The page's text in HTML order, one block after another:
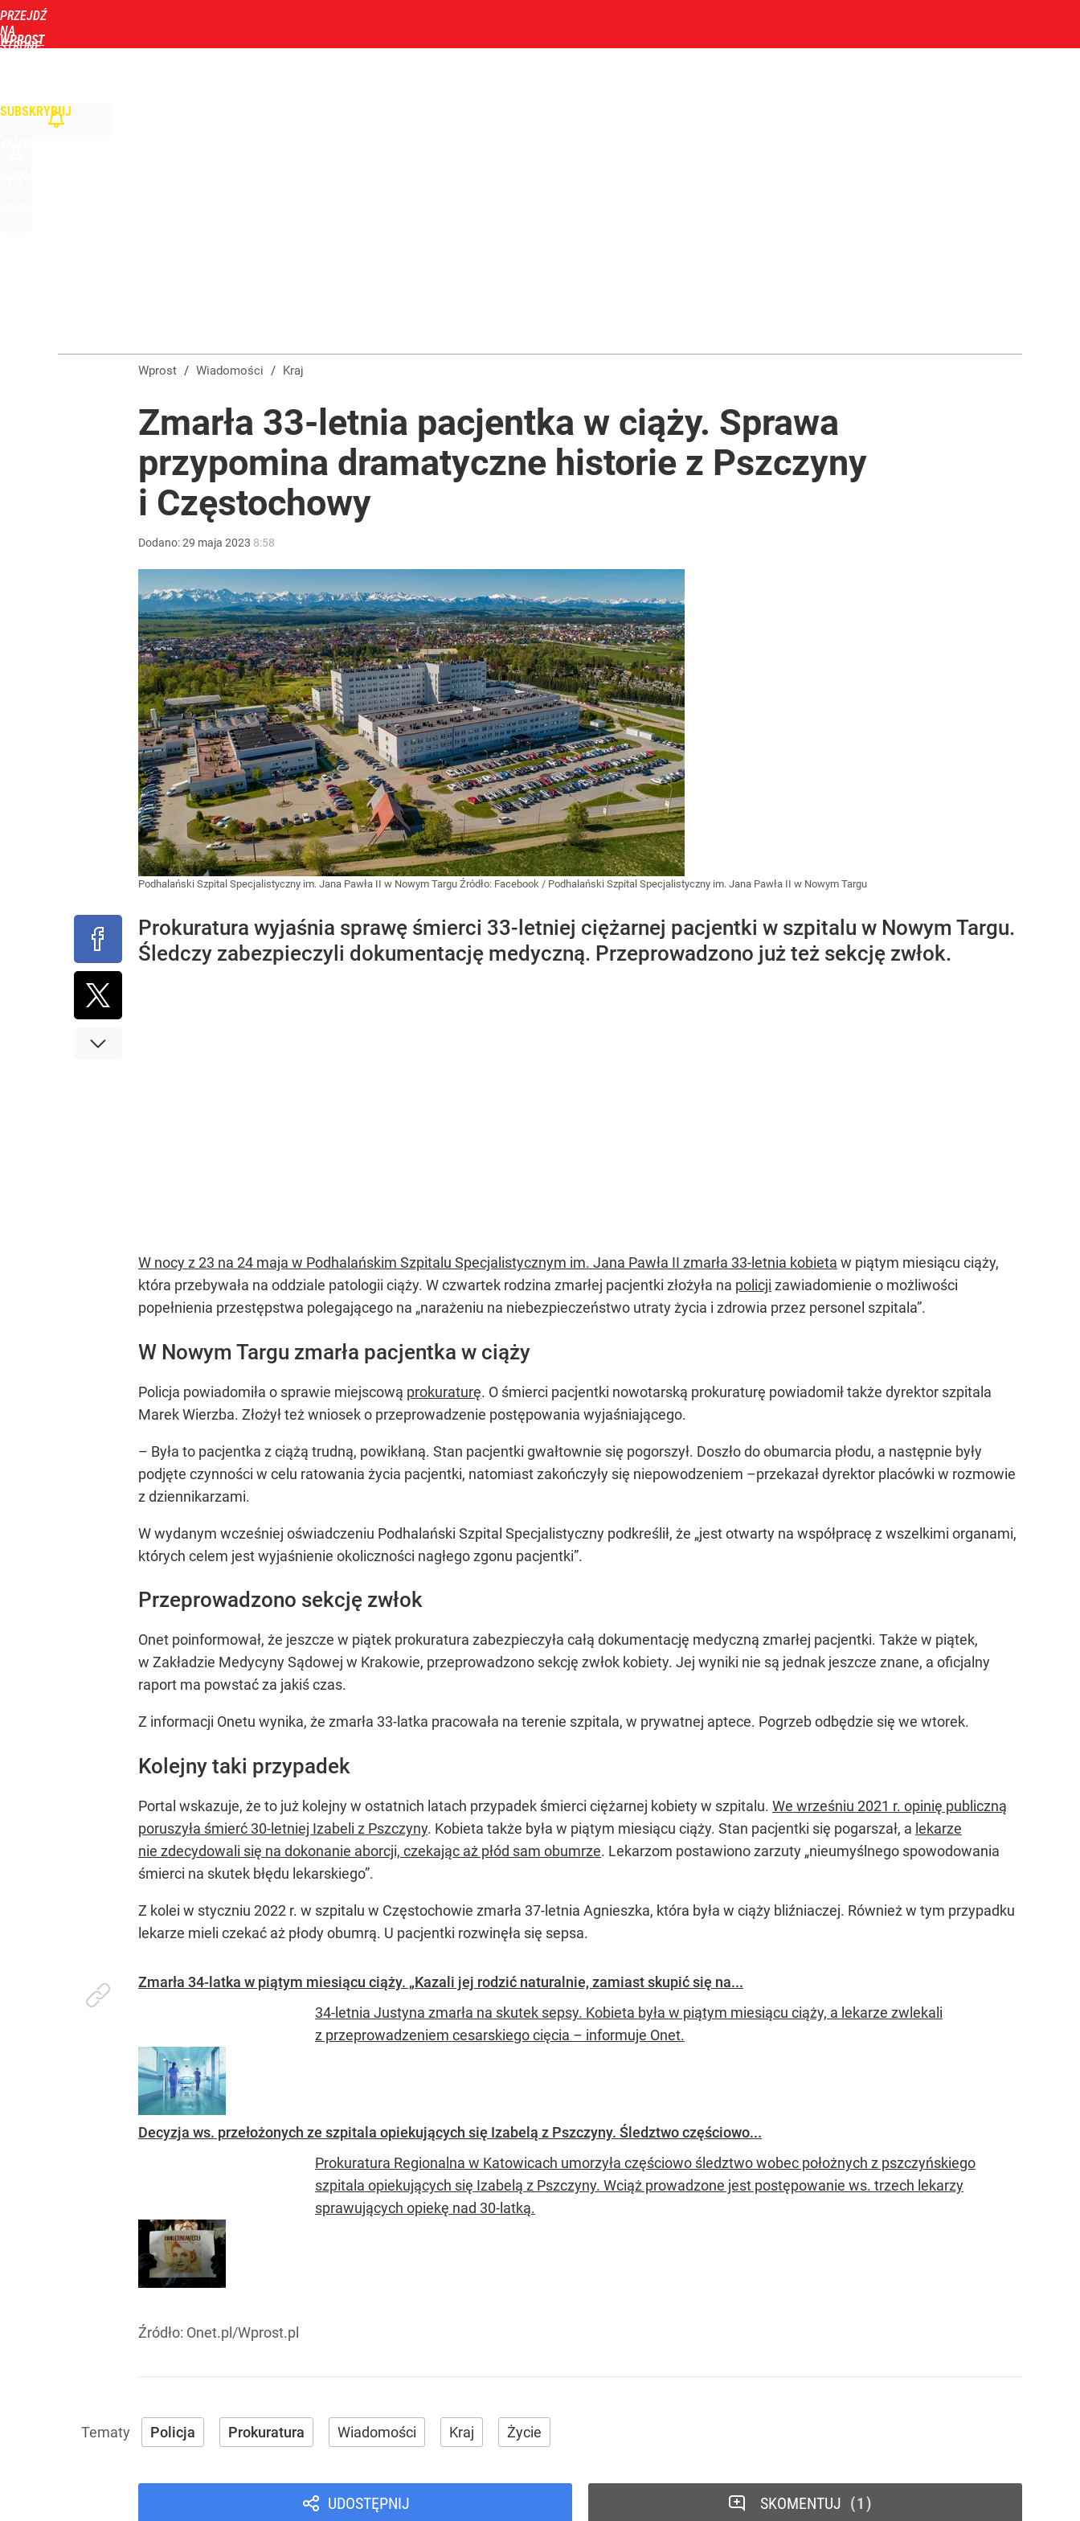
PRZEJDŹ
NA
STRONĘ
WPROST
SUBSKRYBUJ
Wprost / Wiadomości / Kraj
Zmarła 33-letnia pacjentka w ciąży. Sprawa
przypomina dramatyczne historie z Pszczyny
i Częstochowy
Dodano:29 maja 2023 8:58
Podhalański Szpital Specjalistyczny im. Jana Pawła II w Nowym Targu Źródło: Facebook / Podhalański Szpital Specjalistyczny im. Jana Pawła II w Nowym Targu
Prokuratura wyjaśnia sprawę śmierci 33-letniej ciężarnej pacjentki w szpitalu w Nowym Targu.
Śledczy zabezpieczyli dokumentację medyczną. Przeprowadzono już też sekcję zwłok.
W nocy z 23 na 24 maja w Podhalańskim Szpitalu Specjalistycznym im. Jana Pawła II zmarła 33-letnia kobieta w piątym miesiącu ciąży,
która przebywała na oddziale patologii ciąży. W czwartek rodzina zmarłej pacjentki złożyła na policji zawiadomienie o możliwości
popełnienia przestępstwa polegającego na „narażeniu na niebezpieczeństwo utraty życia i zdrowia przez personel szpitala”.
W Nowym Targu zmarła pacjentka w ciąży
Policja powiadomiła o sprawie miejscową prokuraturę. O śmierci pacjentki nowotarską prokuraturę powiadomił także dyrektor szpitala
Marek Wierzba. Złożył też wniosek o przeprowadzenie postępowania wyjaśniającego.
– Była to pacjentka z ciążą trudną, powikłaną. Stan pacjentki gwałtownie się pogorszył. Doszło do obumarcia płodu, a następnie były
podjęte czynności w celu ratowania życia pacjentki, natomiast zakończyły się niepowodzeniem –przekazał dyrektor placówki w rozmowie
z dziennikarzami.
W wydanym wcześniej oświadczeniu Podhalański Szpital Specjalistyczny podkreślił, że „jest otwarty na współpracę z wszelkimi organami,
których celem jest wyjaśnienie okoliczności nagłego zgonu pacjentki”.
Przeprowadzono sekcję zwłok
Onet poinformował, że jeszcze w piątek prokuratura zabezpieczyła całą dokumentację medyczną zmarłej pacjentki. Także w piątek,
w Zakładzie Medycyny Sądowej w Krakowie, przeprowadzono sekcję zwłok kobiety. Jej wyniki nie są jednak jeszcze znane, a oficjalny
raport ma powstać za jakiś czas.
Z informacji Onetu wynika, że zmarła 33-latka pracowała na terenie szpitala, w prywatnej aptece. Pogrzeb odbędzie się we wtorek.
Kolejny taki przypadek
Portal wskazuje, że to już kolejny w ostatnich latach przypadek śmierci ciężarnej kobiety w szpitalu. We wrześniu 2021 r. opinię publiczną
poruszyła śmierć 30-letniej Izabeli z Pszczyny. Kobieta także była w piątym miesiącu ciąży. Stan pacjentki się pogarszał, a lekarze
nie zdecydowali się na dokonanie aborcji, czekając aż płód sam obumrze. Lekarzom postawiono zarzuty „nieumyślnego spowodowania
śmierci na skutek błędu lekarskiego”.
Z kolei w styczniu 2022 r. w szpitalu w Częstochowie zmarła 37-letnia Agnieszka, która była w ciąży bliźniaczej. Również w tym przypadku
lekarze mieli czekać aż płody obumrą. U pacjentki rozwinęła się sepsa.
Zmarła 34-latka w piątym miesiącu ciąży. „Kazali jej rodzić naturalnie, zamiast skupić się na...
34-letnia Justyna zmarła na skutek sepsy. Kobieta była w piątym miesiącu ciąży, a lekarze zwlekali
z przeprowadzeniem cesarskiego cięcia – informuje Onet.
Decyzja ws. przełożonych ze szpitala opiekujących się Izabelą z Pszczyny. Śledztwo częściowo...
Prokuratura Regionalna w Katowicach umorzyła częściowo śledztwo wobec położnych z pszczyńskiego
szpitala opiekujących się Izabelą z Pszczyny. Wciąż prowadzone jest postępowanie ws. trzech lekarzy
sprawujących opiekę nad 30-latką.
Źródło: Onet.pl/Wprost.pl
Policja Prokuratura Wiadomości Kraj Życie
UDOSTĘPNIJ SKOMENTUJ 1